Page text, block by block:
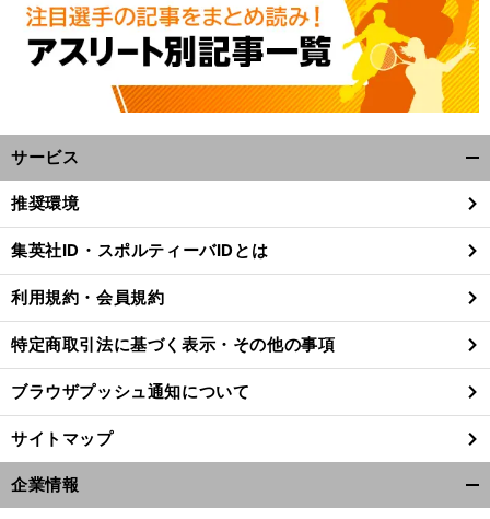
サービス
閉
る
推奨環境
集英社ID・スポルティーバIDとは
利用規約・会員規約
特定商取引法に基づく表示・その他の事項
ブラウザプッシュ通知について
サイトマップ
企業情報